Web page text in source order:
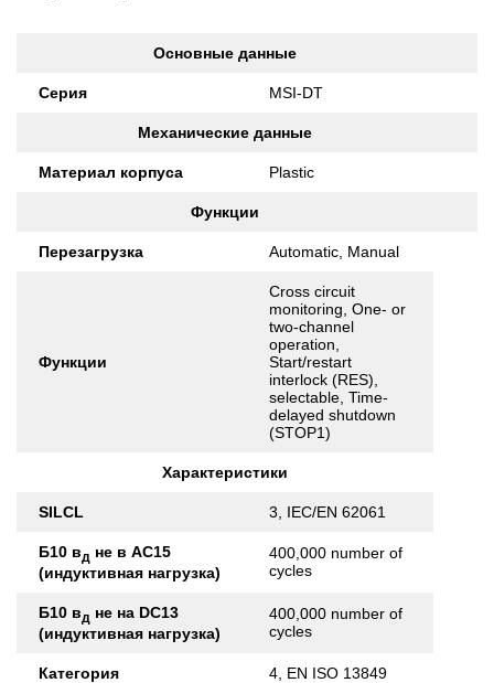
Основные данные
Серия MSI-DT
Механические данные
Материал корпуса Plastic
Функции
Перезагрузка Automatic, Manual
Функции
Cross circuit
monitoring, One- or
two-channel
operation,
Start/restart
interlock (RES),
selectable, Time-
delayed shutdown
(STOP1)
Характеристики
SILCL 3, IEC/EN 62061
Б10 вд не в AC15
(индуктивная нагрузка)
400,000 number of
cycles
Б10 вд не на DC13
(индуктивная нагрузка)
400,000 number of
cycles
Категория 4, EN ISO 13849